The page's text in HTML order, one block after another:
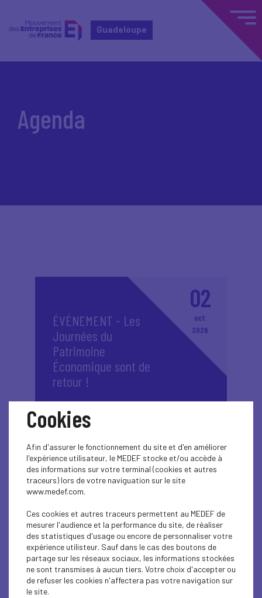
Guadeloupe
Agenda
02
oct.
2026
ÉVÉNEMENT - Les
Journées du
Patrimoine
Économique sont de
retour !
Plus d'informations
26
août
2026
ÉVÉNEMENT - La
Guadeloupe de
nouveau représentée
à la REF 2026 !
Cookies
Afin d'assurer le fonctionnement du site et d'en améliorer
l'expérience utilisateur, le MEDEF stocke et/ou accède à
des informations sur votre terminal (cookies et autres
traceurs) lors de votre naviguation sur le site
www.medef.com.
Ces cookies et autres traceurs permettent au MEDEF de
mesurer l'audience et la performance du site, de réaliser
des statistiques d'usage ou encore de personnaliser votre
expérience utilisteur. Sauf dans le cas des boutons de
partage sur les réseaux sociaux, les informations stockées
ne sont transmises à aucun tiers. Votre choix d'accepter ou
de refuser les cookies n'affectera pas votre navigation sur
le site.